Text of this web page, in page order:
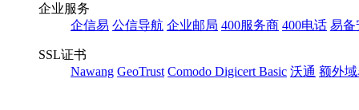
企业服务
企信易 公信导航 企业邮局 400服务商 400电话 易备
SSL证书
Nawang GeoTrust Comodo Digicert Basic 沃通 额外域